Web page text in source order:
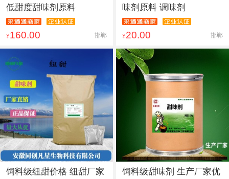
低甜度甜味剂原料
¥160.00 邯郸
味剂原料 调味剂
¥20.00 邯郸
饲料级纽甜价格 纽甜厂家
饲料级甜味剂 生产厂家优